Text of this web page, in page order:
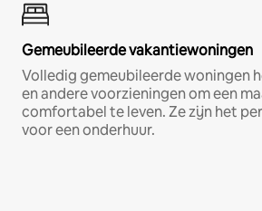
Gemeubileerde vakantiewoningen
Volledig gemeubileerde woningen
en andere voorzieningen om een
comfortabel te leven. Ze zijn het
voor een onderhuur.